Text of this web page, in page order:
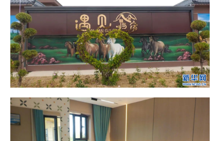
陕西 甘肃 青海 宁夏
新疆 内蒙古 黑龙江
多语种频道
English Español Français عربى
Русский язык 日本語 한국어
Deutsch Português